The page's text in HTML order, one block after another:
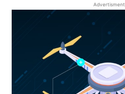
Advertisment